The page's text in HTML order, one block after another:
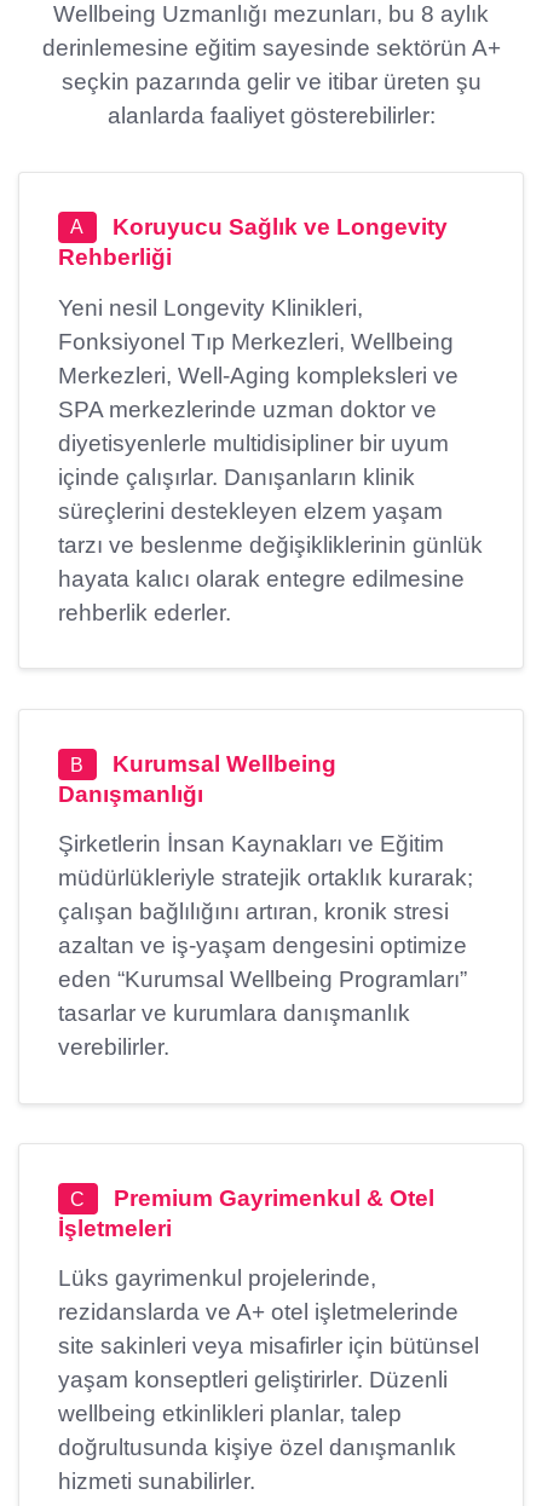
Wellbeing Uzmanlığı mezunları, bu 8 aylık
derinlemesine eğitim sayesinde sektörün A+
seçkin pazarında gelir ve itibar üreten şu
alanlarda faaliyet gösterebilirler:
A
Koruyucu Sağlık ve Longevity
Rehberliği
Yeni nesil Longevity Klinikleri,
Fonksiyonel Tıp Merkezleri, Wellbeing
Merkezleri, Well-Aging kompleksleri ve
SPA merkezlerinde uzman doktor ve
diyetisyenlerle multidisipliner bir uyum
içinde çalışırlar. Danışanların klinik
süreçlerini destekleyen elzem yaşam
tarzı ve beslenme değişikliklerinin günlük
hayata kalıcı olarak entegre edilmesine
rehberlik ederler.
B
Kurumsal Wellbeing
Danışmanlığı
Şirketlerin İnsan Kaynakları ve Eğitim
müdürlükleriyle stratejik ortaklık kurarak;
çalışan bağlılığını artıran, kronik stresi
azaltan ve iş-yaşam dengesini optimize
eden “Kurumsal Wellbeing Programları”
tasarlar ve kurumlara danışmanlık
verebilirler.
C
Premium Gayrimenkul & Otel
İşletmeleri
Lüks gayrimenkul projelerinde,
rezidanslarda ve A+ otel işletmelerinde
site sakinleri veya misafirler için bütünsel
yaşam konseptleri geliştirirler. Düzenli
wellbeing etkinlikleri planlar, talep
doğrultusunda kişiye özel danışmanlık
hizmeti sunabilirler.